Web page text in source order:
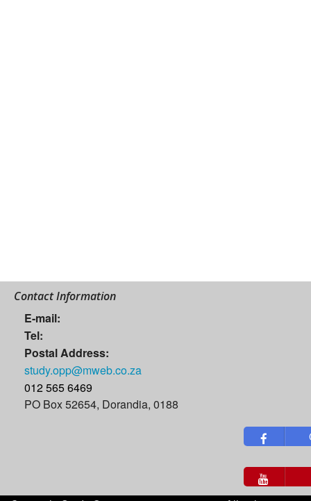
Contact Information
E-mail:
Tel:
Postal Address:
study.opp@mweb.co.za
012 565 6469
PO Box 52654, Dorandia, 0188